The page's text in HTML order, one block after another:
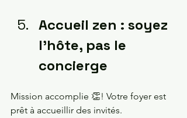
Accueil zen : soyez
l’hôte, pas le
concierge
Mission accomplie 👏! Votre foyer est
prêt à accueillir des invités.